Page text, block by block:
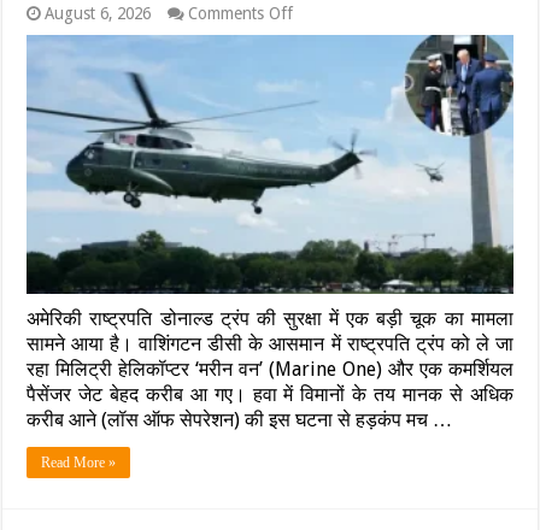
August 6, 2026 Comments Offon
अमेरिका
ट्रंप
हवाई
सुरक्षा
चूक:
वाशिंगटन
के
आसमान
में
टकराने
बचे
‘मरीन
वन’
अमेरिकी राष्ट्रपति डोनाल्ड ट्रंप की सुरक्षा में एक बड़ी चूक का मामला
सामने आया है। वाशिंगटन डीसी के आसमान में राष्ट्रपति ट्रंप को ले जा
रहा मिलिट्री हेलिकॉप्टर ‘मरीन वन’ (Marine One) और एक कमर्शियल
पैसेंजर जेट बेहद करीब आ गए। हवा में विमानों के तय मानक से अधिक
करीब आने (लॉस ऑफ सेपरेशन) की इस घटना से हड़कंप मच …
Read More »